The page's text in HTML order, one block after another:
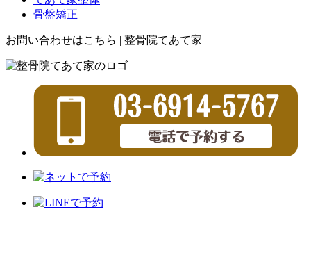
骨盤矯正
お問い合わせはこちら | 整骨院てあて家